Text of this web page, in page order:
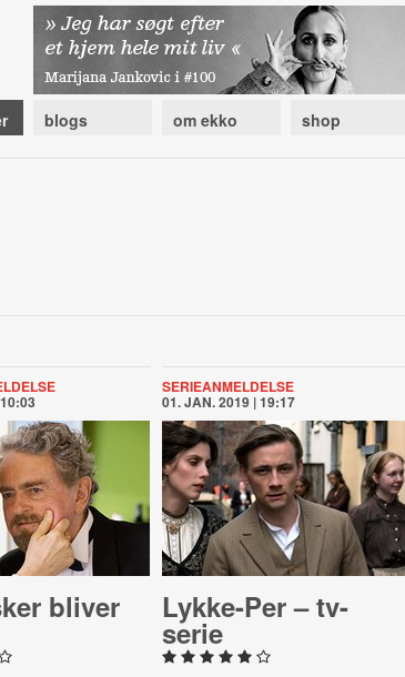
blogs om ekko shop
bliver
SERIEANMELDELSE
01. JAN. 2019 | 19:17
Lykke-Per – tv-
serie